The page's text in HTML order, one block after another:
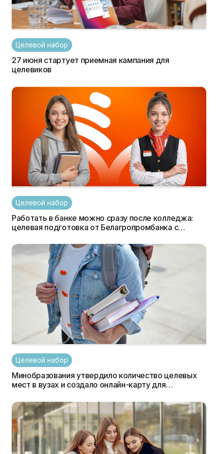
Целевой набор
27 июня стартует приемная кампания для
целевиков
Целевой набор
Работать в банке можно сразу после колледжа:
целевая подготовка от Белагропромбанка с
Целевой набор
Минобразования утвердило количество целевых
мест в вузах и создало онлайн-карту для